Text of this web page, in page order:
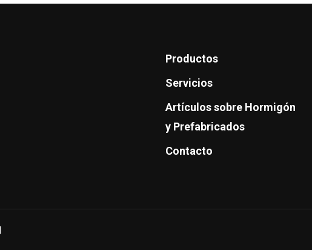
Productos
Servicios
Artículos sobre Hormigón
y Prefabricados
Contacto